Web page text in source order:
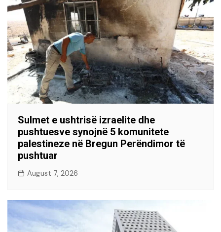
Sulmet e ushtrisë izraelite dhe
pushtuesve synojnë 5 komunitete
palestineze në Bregun Perëndimor të
pushtuar
August 7, 2026